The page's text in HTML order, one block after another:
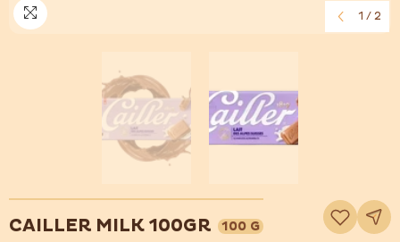
1 / 2
CAILLER MILK 100GR 100 G
Adicionar
à
lista